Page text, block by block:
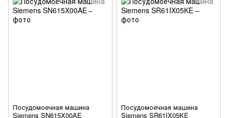
Посудомоечная машина
Siemens SN615X00AE
Посудомоечная машина
Siemens SR61IX05KE